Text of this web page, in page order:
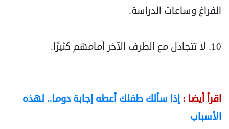
الفراغ وساعات الدراسة.
10. لا تتجادل مع الطرف الآخر أمامهم كثيرًا.
اقرأ أيضا : إذا سألك طفلك أعطه إجابة دوما.. لهذه
الأسباب